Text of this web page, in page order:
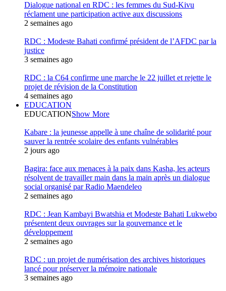
Dialogue national en RDC : les femmes du Sud-Kivu
réclament une participation active aux discussions
2 semaines ago
RDC : Modeste Bahati confirmé président de l’AFDC par la
justice
3 semaines ago
RDC : la C64 confirme une marche le 22 juillet et rejette le
projet de révision de la Constitution
4 semaines ago
EDUCATION
EDUCATIONShow More
Kabare : la jeunesse appelle à une chaîne de solidarité pour
sauver la rentrée scolaire des enfants vulnérables
2 jours ago
Bagira: face aux menaces à la paix dans Kasha, les acteurs
résolvent de travailler main dans la main après un dialogue
social organisé par Radio Maendeleo
2 semaines ago
RDC : Jean Kambayi Bwatshia et Modeste Bahati Lukwebo
présentent deux ouvrages sur la gouvernance et le
développement
2 semaines ago
RDC : un projet de numérisation des archives historiques
lancé pour préserver la mémoire nationale
3 semaines ago